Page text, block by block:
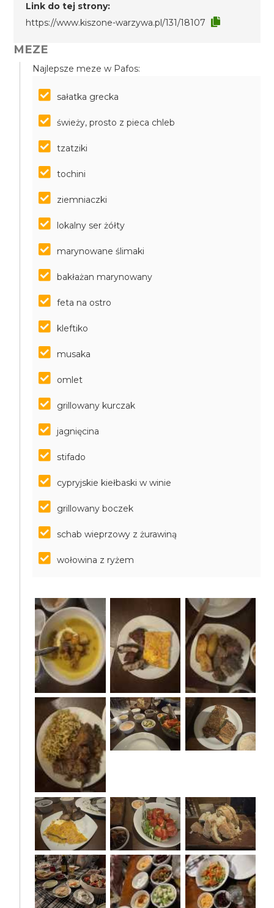
Link do tej strony:
https://www.kiszone-warzywa.pl/131/18107
MEZE
Najlepsze meze w Pafos:
sałatka grecka
świeży, prosto z pieca chleb
tzatziki
tochini
ziemniaczki
lokalny ser żółty
marynowane ślimaki
bakłażan marynowany
feta na ostro
kleftiko
musaka
omlet
grillowany kurczak
jagnięcina
stifado
cypryjskie kiełbaski w winie
grillowany boczek
schab wieprzowy z żurawiną
wołowina z ryżem